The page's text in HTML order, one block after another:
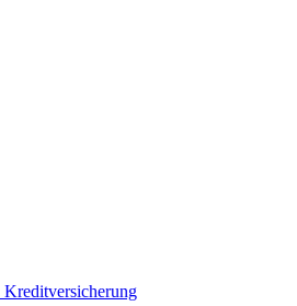
Kreditversicherung